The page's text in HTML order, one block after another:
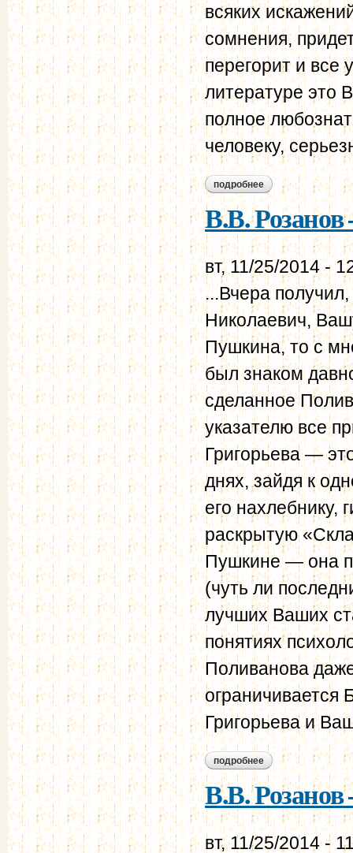
всяких
сомнения,
перегорит и
литературе это
полное
человеку,
подробнее о в.в. розанов –
В.В. Розанов
вт, 11/25/2014 -
...Вчера
Николаевич,
Пушкина, то с
был знаком
сделанное
указателю все
Григорьева —
днях, зайдя к
его нахлебнику,
раскрытую
Пушкине — она
(чуть ли
лучших Ваших
понятиях
Поливанова
ограничивается
Григорьева и
подробнее о в.в. розанов –
В.В.
вт, 11/25/2014 -